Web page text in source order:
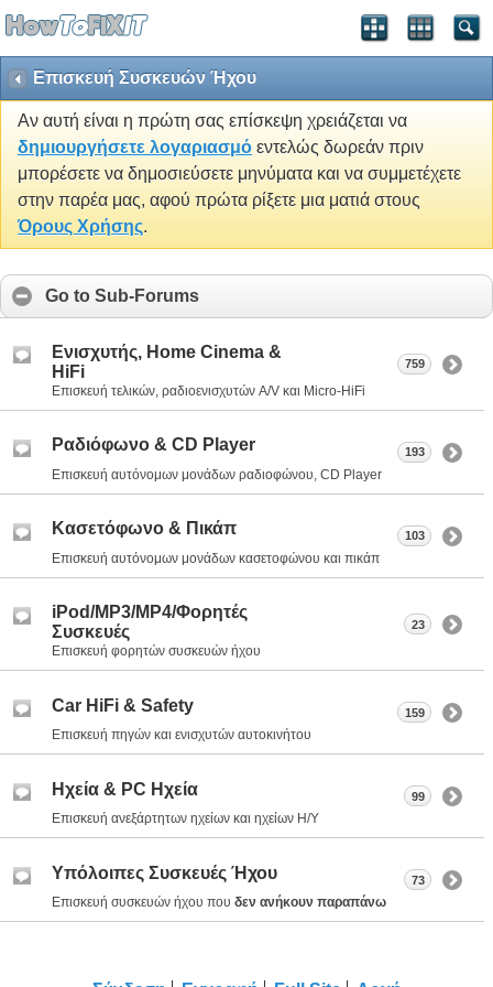
Επισκευή Συσκευών Ήχου
Αν αυτή είναι η πρώτη σας επίσκεψη χρειάζεται να
δημιουργήσετε λογαριασμό εντελώς δωρεάν πριν
μπορέσετε να δημοσιεύσετε μηνύματα και να συμμετέχετε
στην παρέα μας, αφού πρώτα ρίξετε μια ματιά στους
Όρους Χρήσης.
Go to Sub-Forums
Eνισχυτής, Home Cinema &
HiFi
Επισκευή τελικών, ραδιοενισχυτών A/V και Micro-HiFi
759
Ραδιόφωνο & CD Player
Επισκευή αυτόνομων μονάδων ραδιοφώνου, CD Player
193
Κασετόφωνο & Πικάπ
Επισκευή αυτόνομων μονάδων κασετοφώνου και πικάπ
103
iPod/MP3/MP4/Φορητές
Συσκευές
Επισκευή φορητών συσκευών ήχου
23
Car HiFi & Safety
Επισκευή πηγών και ενισχυτών αυτοκινήτου
159
Ηχεία & PC Ηχεία
Επισκευή ανεξάρτητων ηχείων και ηχείων Η/Υ
99
Υπόλοιπες Συσκευές Ήχου
Επισκευή συσκευών ήχου που δεν ανήκουν παραπάνω
73